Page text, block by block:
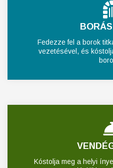
Fedezze fel a borok
vezetésével, és
Kóstolja meg a helyi